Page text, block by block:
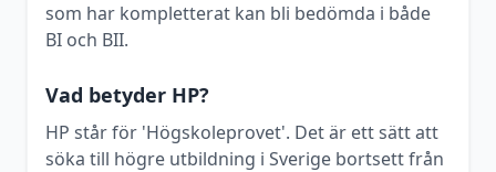
som har kompletterat kan bli bedömda i både
BI och BII.
Vad betyder HP?
HP står för 'Högskoleprovet'. Det är ett sätt att
söka till högre utbildning i Sverige bortsett från